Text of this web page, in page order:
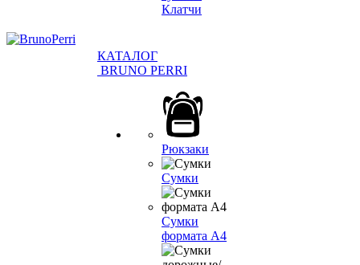
Клатчи
КАТАЛОГ
BRUNO PERRI
Рюкзаки
Сумки
Сумки
формата А4